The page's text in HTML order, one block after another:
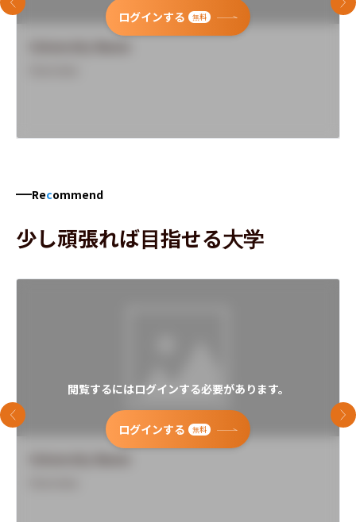
ログインする 無料
前のスライド 次
Recommend
少し頑張れば目指せる大学
閲覧するにはログインする必要があります。
ログインする 無料
前のスライド 次